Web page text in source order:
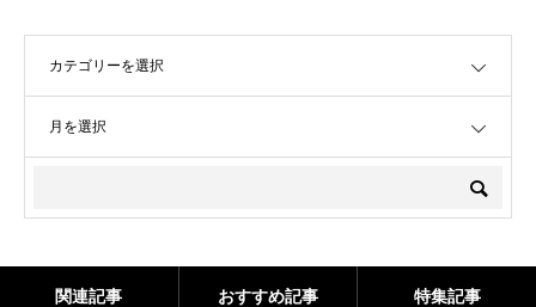
関連記事 おすすめ記事 特集記事